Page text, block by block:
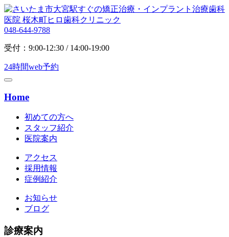
048-644-9788
受付：9:00-12:30 / 14:00-19:00
24時間web予約
Home
初めての方へ
スタッフ紹介
医院案内
アクセス
採用情報
症例紹介
お知らせ
ブログ
診療案内